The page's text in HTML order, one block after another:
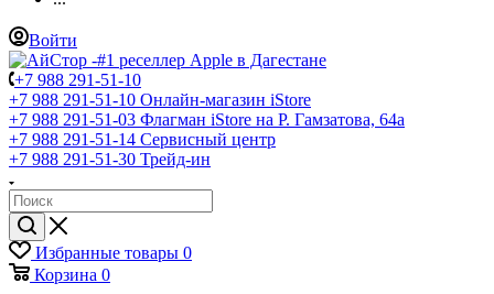
Войти
+7 988 291-51-10
+7 988 291-51-10 Онлайн-магазин iStore
+7 988 291-51-03 Флагман iStore на Р. Гамзатова, 64а
+7 988 291-51-14 Сервисный центр
+7 988 291-51-30 Трейд-ин
Избранные товары 0
Корзина 0